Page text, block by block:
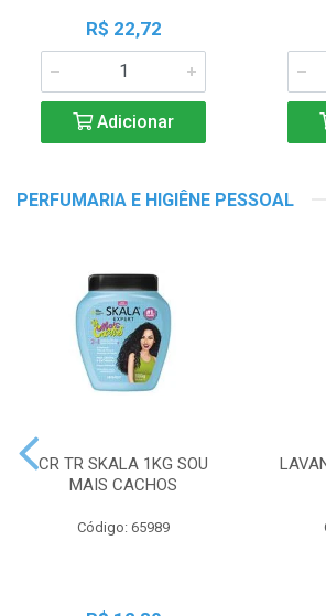
R$ 22,72
Adicionar
PERFUMARIA E HIGIÊNE PESSOAL
CR TR SKALA 1KG SOU
MAIS CACHOS
Código: 65989